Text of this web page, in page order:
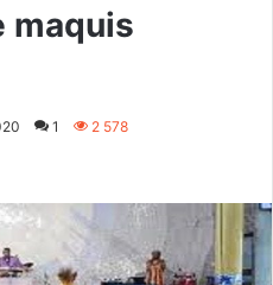
maquis
1 2 578